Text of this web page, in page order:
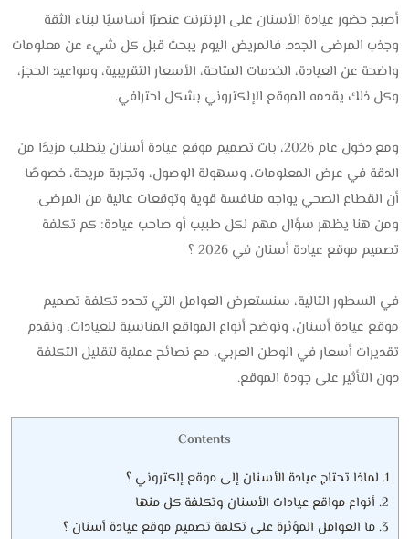
أصبح حضور عيادة الأسنان على الإنترنت عنصرًا أساسيًا لبناء الثقة
وجذب المرضى الجدد. فالمريض اليوم يبحث قبل كل شيء عن معلومات
واضحة عن العيادة، الخدمات المتاحة، الأسعار التقريبية، ومواعيد الحجز،
وكل ذلك يقدمه الموقع الإلكتروني بشكل احترافي.
ومع دخول عام 2026، بات تصميم موقع عيادة أسنان يتطلب مزيدًا من
الدقة في عرض المعلومات، وسهولة الوصول، وتجربة مريحة، خصوصًا
أن القطاع الصحي يواجه منافسة قوية وتوقعات عالية من المرضى.
ومن هنا يظهر سؤال مهم لكل طبيب أو صاحب عيادة: كم تكلفة
تصميم موقع عيادة أسنان في 2026 ؟
في السطور التالية، سنستعرض العوامل التي تحدد تكلفة تصميم
موقع عيادة أسنان، ونوضح أنواع المواقع المناسبة للعيادات، ونقدم
تقديرات أسعار في الوطن العربي، مع نصائح عملية لتقليل التكلفة
دون التأثير على جودة الموقع.
Contents
1. لماذا تحتاج عيادة الأسنان إلى موقع إلكتروني ؟
2. أنواع مواقع عيادات الأسنان وتكلفة كل منها
3. ما العوامل المؤثرة على تكلفة تصميم موقع عيادة أسنان ؟